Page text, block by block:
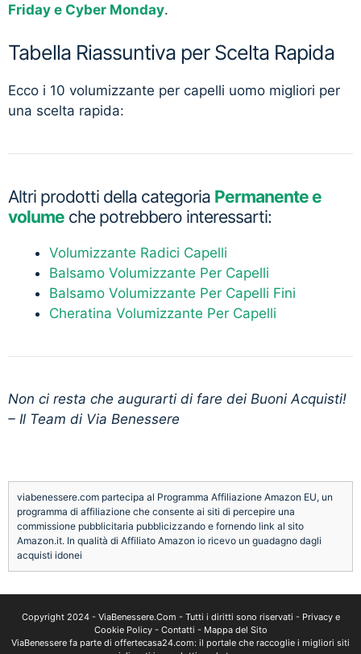
Friday e Cyber Monday.
Tabella Riassuntiva per Scelta Rapida
Ecco i 10 volumizzante per capelli uomo migliori per
una scelta rapida:
Altri prodotti della categoria Permanente e
volume che potrebbero interessarti:
Volumizzante Radici Capelli
Balsamo Volumizzante Per Capelli
Balsamo Volumizzante Per Capelli Fini
Cheratina Volumizzante Per Capelli
Non ci resta che augurarti di fare dei Buoni Acquisti!
– Il Team di Via Benessere
viabenessere.com partecipa al Programma Affiliazione Amazon EU, un
programma di affiliazione che consente ai siti di percepire una
commissione pubblicitaria pubblicizzando e fornendo link al sito
Amazon.it. In qualità di Affiliato Amazon io ricevo un guadagno dagli
acquisti idonei
Copyright 2024 - ViaBenessere.Com - Tutti i diritti sono riservati - Privacy e
Cookie Policy- Contatti - Mappa del Sito
ViaBenessere fa parte di offertecasa24.com: il portale che raccoglie i migliori siti